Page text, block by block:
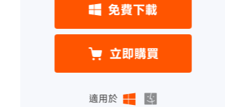
免費下載
立即購買
適用於